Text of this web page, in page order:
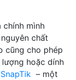
chính mình
chất
cũng cho phép
hoặc dính
SnapTik – một